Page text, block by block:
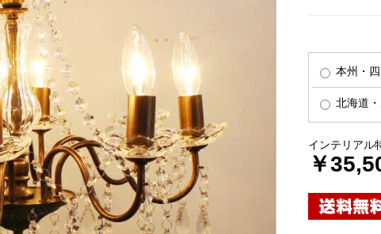
本州・四
北海道
インテリアル
￥